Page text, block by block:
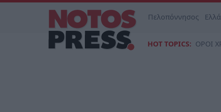
Πελοπόννησος
HOT TOPICS: ΟΡΟΙ